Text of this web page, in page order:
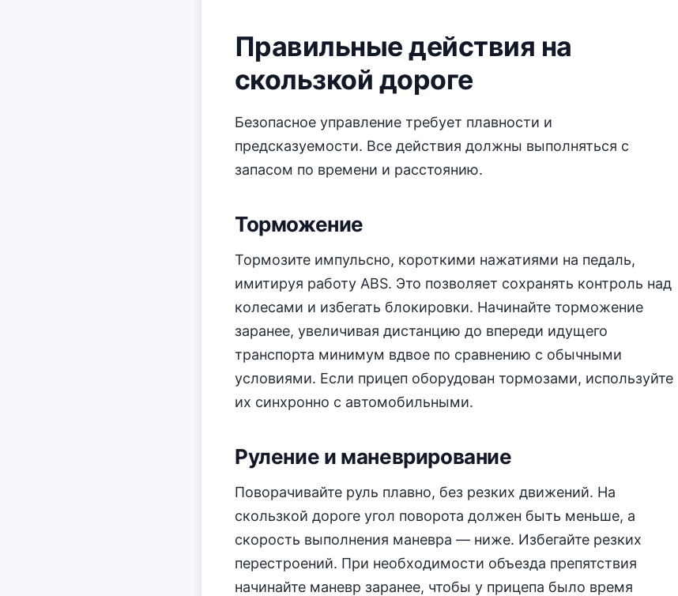
Правильные действия на
скользкой дороге
Безопасное управление требует плавности и
предсказуемости. Все действия должны выполняться с
запасом по времени и расстоянию.
Торможение
Тормозите импульсно, короткими нажатиями на педаль,
имитируя работу ABS. Это позволяет сохранять контроль над
колесами и избегать блокировки. Начинайте торможение
заранее, увеличивая дистанцию до впереди идущего
транспорта минимум вдвое по сравнению с обычными
условиями. Если прицеп оборудован тормозами, используйте
их синхронно с автомобильными.
Руление и маневрирование
Поворачивайте руль плавно, без резких движений. На
скользкой дороге угол поворота должен быть меньше, а
скорость выполнения маневра — ниже. Избегайте резких
перестроений. При необходимости объезда препятствия
начинайте маневр заранее, чтобы у прицепа было время